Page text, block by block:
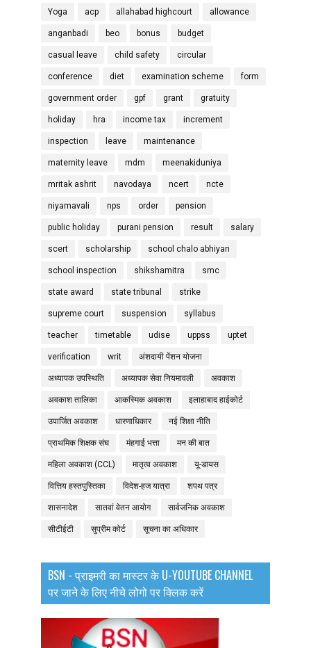
Yoga acp allahabad highcourt allowance
anganbadi beo bonus budget
casual leave child safety circular
conference diet examination scheme form
government order gpf grant gratuity
holiday hra income tax increment
inspection leave maintenance
maternity leave mdm meenakiduniya
mritak ashrit navodaya ncert ncte
niyamavali nps order pension
public holiday purani pension result salary
scert scholarship school chalo abhiyan
school inspection shikshamitra smc
state award state tribunal strike
supreme court suspension syllabus
teacher timetable udise uppss uptet
verification writ अंशदायी पेंशन योजना
अध्यापक उपस्थिति अध्यापक सेवा नियमावली अवकाश
अवकाश तालिका आकस्मिक अवकाश इलाहाबाद हाईकोर्ट
उपार्जित अवकाश धारणाधिकार नई शिक्षा नीति
प्राथमिक शिक्षक संघ मंहगाई भत्ता मन की बात
महिला अवकाश (CCL) मातृत्व अवकाश यू-डायस
वित्तिय हस्तपुस्तिका विदेश-हज यात्रा शपथ पत्र
शासनादेश सातवां वेतन आयोग सार्वजनिक अवकाश
सीटीईटी सुप्रीम कोर्ट सूचना का अधिकार
BSN - प्राइमरी का मास्टर के U-YOUTUBE CHANNEL
पर जाने के लिए नीचे लोगो पर क्लिक करें